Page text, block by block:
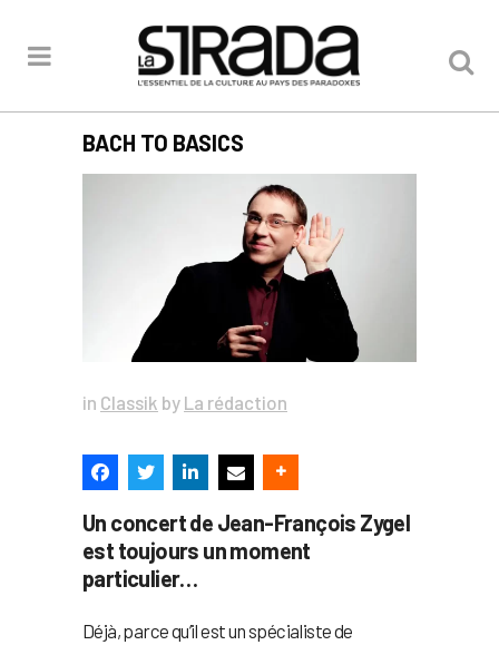
BACH TO BASICS
in Classik by La rédaction
Un concert de Jean-François Zygel
est toujours un moment
particulier…
Déjà, parce qu’il est un spécialiste de